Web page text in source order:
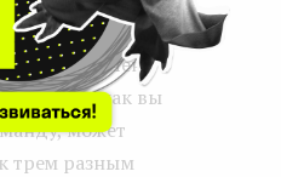
слайд
однако, очень
То, как вы
может
трем разным